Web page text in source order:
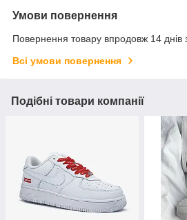
Умови повернення
Повернення товару впродовж 14 днів
Всі умови повернення
Подібні товари компанії